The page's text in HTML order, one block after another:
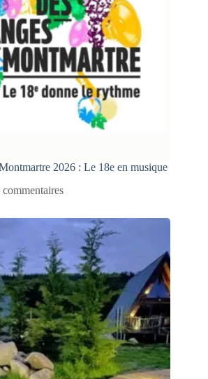
2026 : Le 18e en musique
commentaires